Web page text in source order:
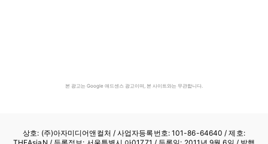
본 광고는 Google 애드센스 광고이며, 본 사이트와는 무관합니다.
상호: (주)아자미디어앤컬처 /사업자등록번호: 101-86-64640 / 제호: